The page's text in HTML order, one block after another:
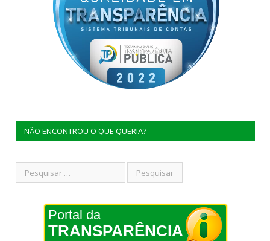
NÃO ENCONTROU O QUE QUERIA?
Portal da
TRANSPARÊNCIA